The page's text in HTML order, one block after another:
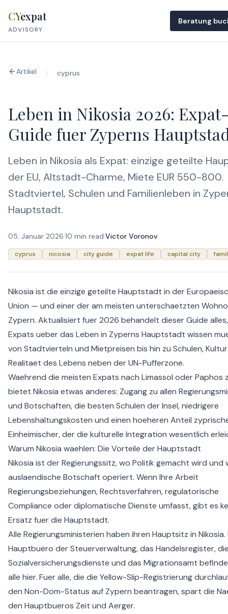
CYexpat
ADVISORY
Beratung
Artikel cyprus
Leben in Nikosia 2026:
Guide fuer Zyperns
Leben in Nikosia als Expat: einzige geteilte
der EU, Altstadt-Charme, Miete EUR 550-800.
Stadtviertel, Schulen und Familienleben in
Hauptstadt.
05. Januar 2026·10 min read·Victor Voronov
cyprus nicosia city guide expat life capital city
Nikosia ist die einzige geteilte Hauptstadt in der
Union — und einer der am meisten unterschaetzten
Zypern. Aktualisiert fuer 2026 behandelt dieser Guide
Expats ueber das Leben in Zyperns Hauptstadt wissen
von Stadtvierteln und Mietpreisen bis hin zu Schulen,
Realitaet des Lebens neben der UN-Pufferzone.
Waehrend die meisten Expats nach Limassol oder Paphos
bietet Nikosia etwas anderes: Zugang zu allen
und Botschaften, die besten Schulen der Insel, niedrigere
Lebenshaltungskosten und einen hoeheren Anteil
Einheimischer, der die kulturelle Integration wesentlich
Warum Nikosia waehlen: Die Vorteile der Hauptstadt
Nikosia ist der Regierungssitz, wo Politik gemacht wird und
auslaendische Botschaft operiert. Wenn Ihre Arbeit
Regierungsbeziehungen, Rechtsverfahren, regulatorische
Compliance oder diplomatische Dienste umfasst, gibt es
Ersatz fuer die Hauptstadt.
Alle Regierungsministerien haben ihren Hauptsitz in Nikosia.
Hauptbuero der Steuerverwaltung, das Handelsregister,
Sozialversicherungsdienste und das Migrationsamt
alle hier. Fuer alle, die die Yellow-Slip-Registrierung
den Non-Dom-Status auf Zypern beantragen, spart die
den Hauptbueros Zeit und Aerger.